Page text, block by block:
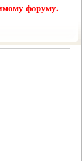
форуму.